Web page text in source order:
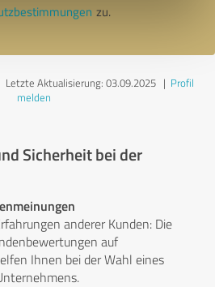
zu.
Letzte Aktualisierung: 03.09.2025| Profil
melden
Sicherheit bei der
anderer Kunden: Die
auf
Ihnen bei der Wahl eines